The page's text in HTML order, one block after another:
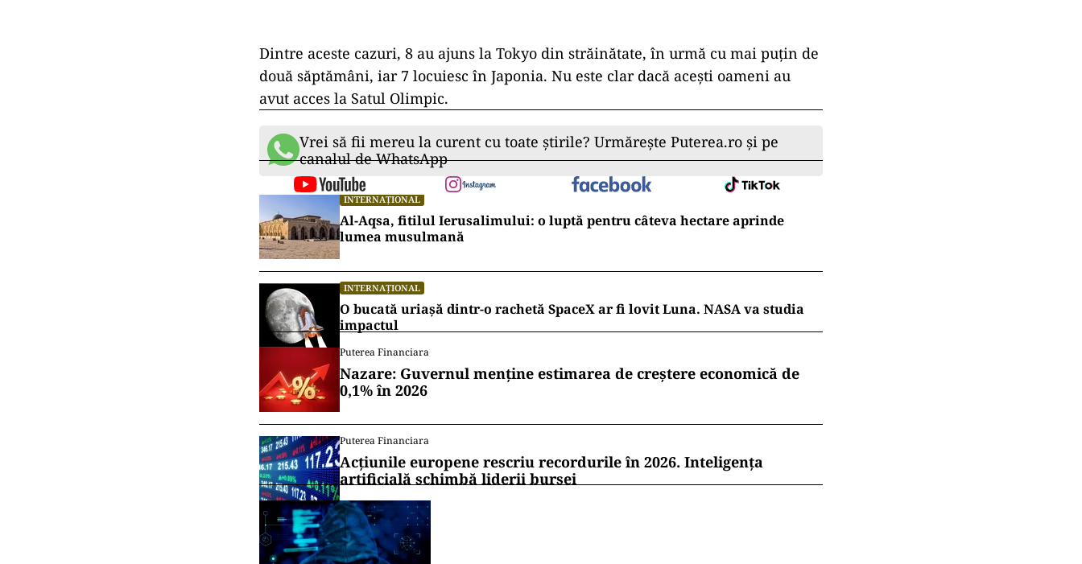
Dintre aceste cazuri, 8 au ajuns la Tokyo din străinătate, în urmă cu mai puţin de
două săptămâni, iar 7 locuiesc în Japonia. Nu este clar dacă aceşti oameni au
avut acces la Satul Olimpic.
Vrei să fii mereu la curent cu toate știrile? Urmărește Puterea.ro și pe
canalul de WhatsApp
INTERNAȚIONAL
Al-Aqsa, fitilul Ierusalimului: o luptă pentru câteva hectare aprinde
lumea musulmană
INTERNAȚIONAL
O bucată uriașă dintr-o rachetă SpaceX ar fi lovit Luna. NASA va studia
impactul
Puterea Financiara
Nazare: Guvernul menține estimarea de creștere economică de
0,1% în 2026
Puterea Financiara
Acțiunile europene rescriu recordurile în 2026. Inteligența
artificială schimbă liderii bursei